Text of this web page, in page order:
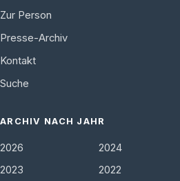
Zur Person
Presse-Archiv
Kontakt
Suche
ARCHIV NACH JAHR
2026
2024
2023
2022